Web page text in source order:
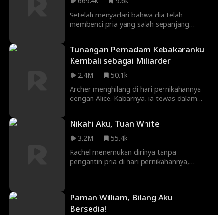
koma!
Setelah menyadari bahwa dia telah
membenci pria yang salah sepanjang
dibawa kembali ke masa lalu. Belum
terlambat, dia masih punya waktu untuk
mengubah segalanya. Dalam kehidupan ini,
dia tidak akan membenci suaminya ... dia
akan melindunginya dengan cara apa pun.
Tunangan Pemadam Kebakaranku
Kembali sebagai Miliarder
2.4M
50.1k
Archer menghilang di hari pernikahannya
dengan Alice. Kabarnya, ia tewas dalam
menikah dengan pria berengsek bernama
Philip. Di pernikahan paksanya, Alice
akhirnya melihat sang suami lagi—namun
pria itu kini bertunangan dengan wanita
lain.
Nikahi Aku, Tuan White
3.2M
55.4k
Rachel menemukan dirinya tanpa
pengantin pria di hari pernikahannya,
kota, Rachel memutuskan untuk
melanjutkan pernikahan, hanya ada satu
Paman William, Bilang Aku
Bersedia!